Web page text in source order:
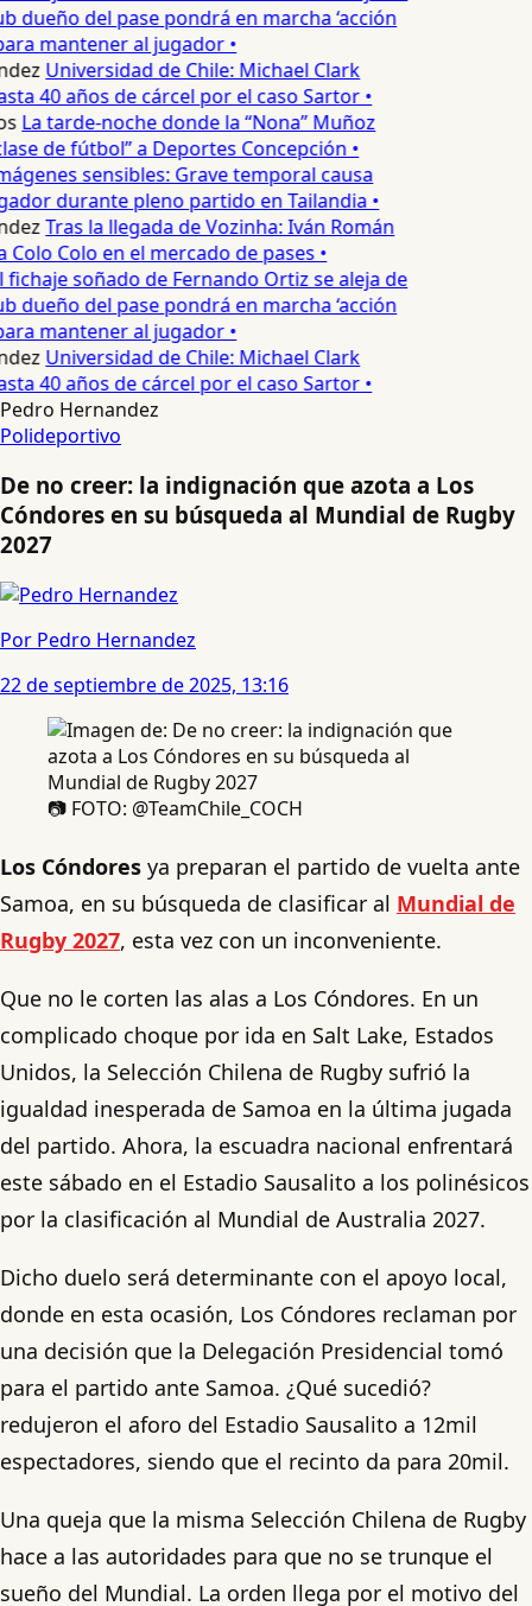
dueño del pase pondrá en marcha ‘acción
mantener al jugador •
Universidad de Chile: Michael Clark
40 años de cárcel por el caso Sartor •
La tarde-noche donde la “Nona” Muñoz
de fútbol” a Deportes Concepción •
sensibles: Grave temporal causa
durante pleno partido en Tailandia •
Tras la llegada de Vozinha: Iván Román
Colo en el mercado de pases •
fichaje soñado de Fernando Ortiz se aleja de
dueño del pase pondrá en marcha ‘acción
mantener al jugador •
Universidad de Chile: Michael Clark
40 años de cárcel por el caso Sartor •
Pedro Hernandez
Polideportivo
De no creer: la indignación que azota a Los
Cóndores en su búsqueda al Mundial de Rugby
2027
Por Pedro Hernandez
22 de septiembre de 2025, 13:16
📷 FOTO: @TeamChile_COCH
Los Cóndores ya preparan el partido de vuelta ante
Samoa, en su búsqueda de clasificar al Mundial de
Rugby 2027, esta vez con un inconveniente.
Que no le corten las alas a Los Cóndores. En un
complicado choque por ida en Salt Lake, Estados
Unidos, la Selección Chilena de Rugby sufrió la
igualdad inesperada de Samoa en la última jugada
del partido. Ahora, la escuadra nacional enfrentará
este sábado en el Estadio Sausalito a los polinésicos
por la clasificación al Mundial de Australia 2027.
Dicho duelo será determinante con el apoyo local,
donde en esta ocasión, Los Cóndores reclaman por
una decisión que la Delegación Presidencial tomó
para el partido ante Samoa. ¿Qué sucedió?
redujeron el aforo del Estadio Sausalito a 12mil
espectadores, siendo que el recinto da para 20mil.
Una queja que la misma Selección Chilena de Rugby
hace a las autoridades para que no se trunque el
sueño del Mundial. La orden llega por el motivo del